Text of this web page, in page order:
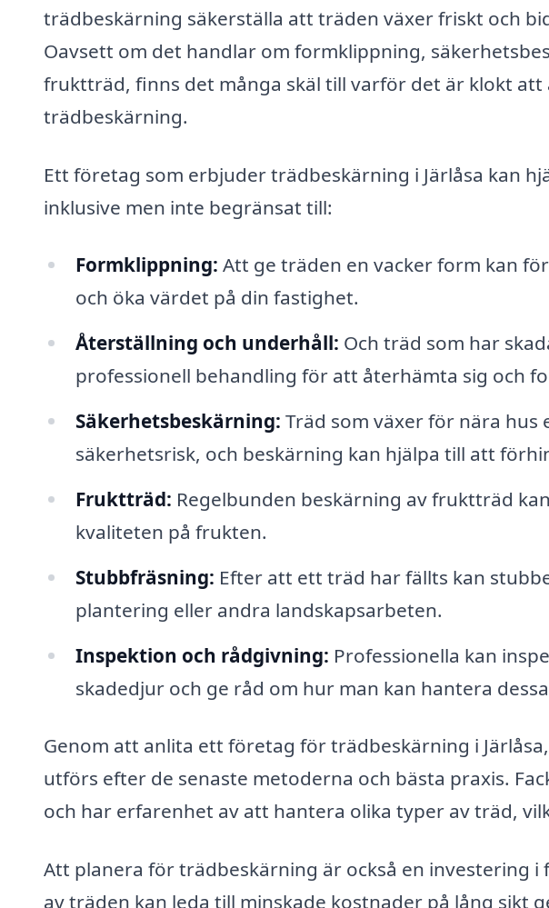
trädbeskärning säkerställa att träden växer friskt och
Oavsett om det handlar om formklippning,
fruktträd, finns det många skäl till varför det är klokt
trädbeskärning.
Ett företag som erbjuder trädbeskärning i Järlåsa kan
inklusive men inte begränsat till:
Formklippning: Att ge träden en vacker form kan
och öka värdet på din fastighet.
Återställning och underhåll: Och träd som har
professionell behandling för att återhämta sig och
Säkerhetsbeskärning: Träd som växer för nära
säkerhetsrisk, och beskärning kan hjälpa till att
Fruktträd: Regelbunden beskärning av fruktträd
kvaliteten på frukten.
Stubbfräsning: Efter att ett träd har fällts kan
plantering eller andra landskapsarbeten.
Inspektion och rådgivning: Professionella kan
skadedjur och ge råd om hur man kan hantera
Genom att anlita ett företag för trädbeskärning i
utförs efter de senaste metoderna och bästa praxis.
och har erfarenhet av att hantera olika typer av träd,
Att planera för trädbeskärning är också en investering
av träden kan leda till minskade kostnader på lång sikt